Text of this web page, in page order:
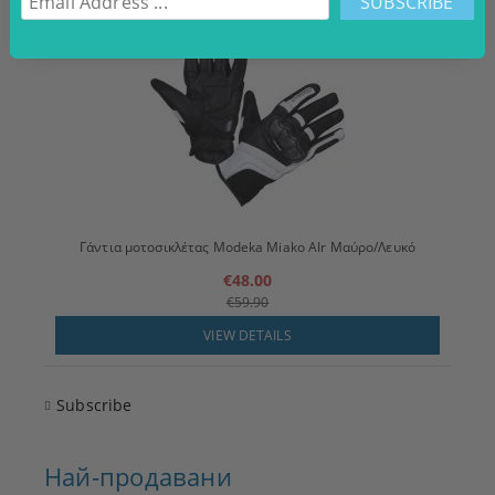
Γάντια μοτοσικλέτας Modeka Miako AIr Μαύρο/Λευκό
€48.00
€59.90
VIEW DETAILS
Subscribe
Най-продавани